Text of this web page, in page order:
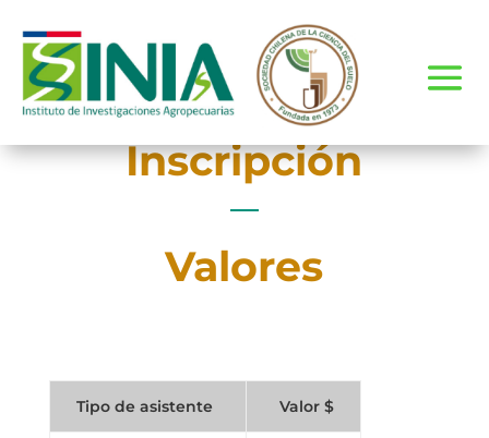
Inscripción
Valores
Tipo de asistente Valor $